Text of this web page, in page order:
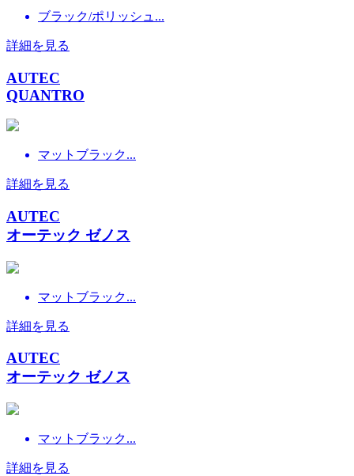
ブラック/ポリッシュ...
詳細を見る
AUTEC
QUANTRO
マットブラック...
詳細を見る
AUTEC
オーテック ゼノス
マットブラック...
詳細を見る
AUTEC
オーテック ゼノス
マットブラック...
詳細を見る